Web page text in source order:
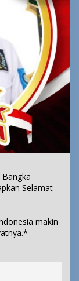
Selamat
makin